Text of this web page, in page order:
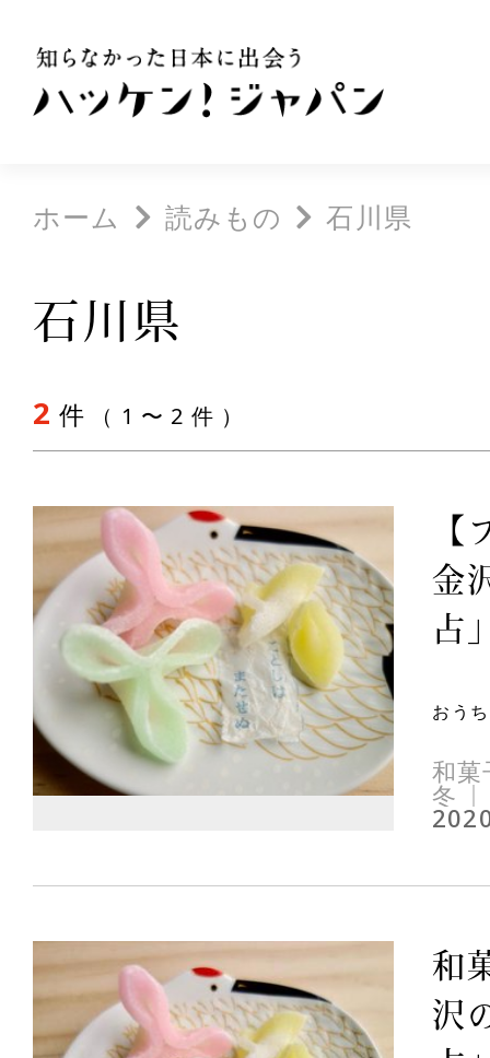
ホーム 読みもの 石川県
石川県
2 件 （ 1 〜 2 件 ）
【
金
占
おう
和菓
冬
和
沢